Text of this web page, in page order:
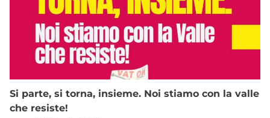
Si parte, si torna, insieme. Noi stiamo con la valle
che resiste!